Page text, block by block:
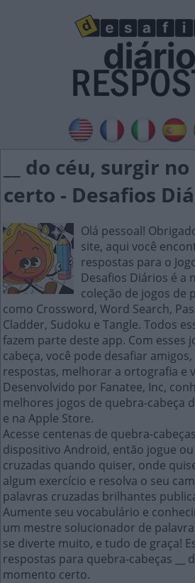
__ do céu, surgir
certo - Desafios
Olá pessoal!
site, aqui você
respostas para o
Desafios Diários é a
coleção de jogos de
como Crossword, Word Search,
Cladder, Sudoku e Tangle. Todos
fazem parte deste app. Com esses
cabeça, você pode desafiar
respostas, melhorar a ortografia e
Desenvolvido por Fanatee, Inc,
melhores jogos de quebra-cabeça
e na Apple Store.
Acesse centenas de quebra-
dispositivo Android, então jogue
cruzadas quando quiser, onde
algum exercício e resolva o seu
palavras cruzadas brilhantes
Aumente seu vocabulário e
um mestre solucionador de
se diverte muito, e tudo de graça!
respostas para quebra-cabeças __
momento certo.